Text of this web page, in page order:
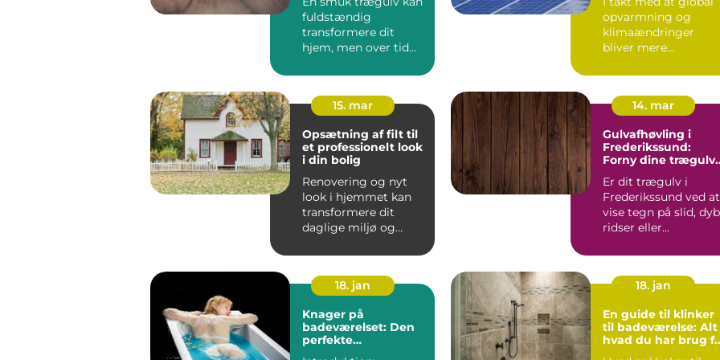
fuldstændig
transformere dit
hjem, men over tid
opvarmning og
klimaændringer
bliver mere
problemer, vender
menneske...
15. mar
Opsætning af filt til
et professionelt look
i din bolig
Renovering og nyt
look i hjemmet kan
transformere dit
daglige miljø og
14. mar
Gulvafhøvling i
Frederikssund:
Forny dine
Er dit trægulv i
Frederikssund ved at
vise tegn på slid,
ridser eller
18. jan
Knager på
badeværelset: Den
perfekte
18. jan
En guide til klinker
til badeværelse: Alt
hvad du har brug